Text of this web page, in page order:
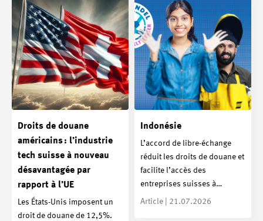
Droits de douane
américains : l’industrie
tech suisse à nouveau
désavantagée par
rapport à l’UE
Les États-Unis imposent un
droit de douane de 12,5%.
Indonésie
L’accord de libre-échange
réduit les droits de douane et
facilite l’accès des
entreprises suisses à…
Article | 21.07.2026